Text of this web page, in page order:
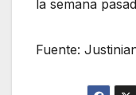
la semana
Fuente: